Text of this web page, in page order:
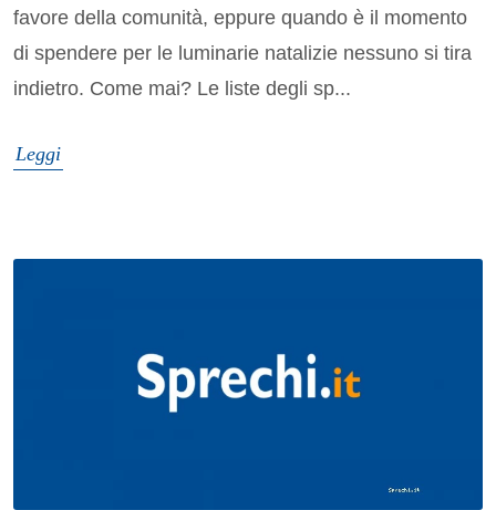
favore della comunità, eppure quando è il momento
di spendere per le luminarie natalizie nessuno si tira
indietro. Come mai? Le liste degli sp...
Leggi